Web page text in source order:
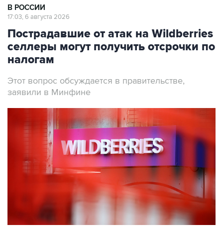
В РОССИИ
17:03, 6 августа 2026
Пострадавшие от атак на Wildberries
селлеры могут получить отсрочки по
налогам
Этот вопрос обсуждается в правительстве,
заявили в Минфине